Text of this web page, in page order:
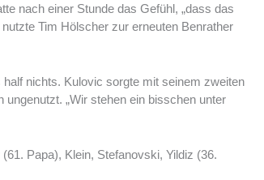
nach einer Stunde das Gefühl, „dass das
Tim Hölscher zur erneuten Benrather
nichts. Kulovic sorgte mit seinem zweiten
„Wir stehen ein bisschen unter
Papa), Klein, Stefanovski, Yildiz (36.